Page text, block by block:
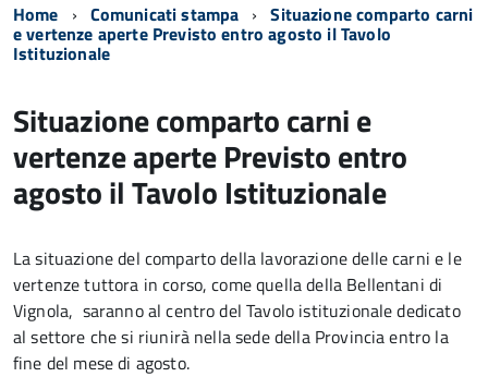
Home Comunicati stampa Situazione comparto carni
e vertenze aperte Previsto entro agosto il Tavolo
Istituzionale
Situazione comparto carni e
vertenze aperte Previsto entro
agosto il Tavolo Istituzionale
La situazione del comparto della lavorazione delle carni e le
vertenze tuttora in corso, come quella della Bellentani di
Vignola, saranno al centro del Tavolo istituzionale dedicato
al settore che si riunirà nella sede della Provincia entro la
fine del mese di agosto.